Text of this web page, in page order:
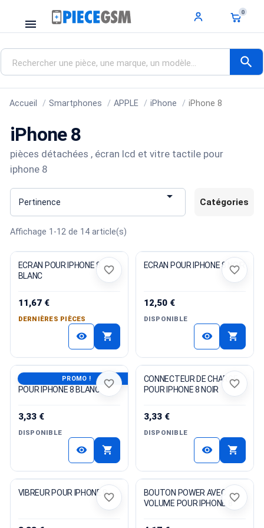
menu
0
search
Accueil Smartphones APPLE iPhone iPhone 8
iPhone 8
pièces détachées , écran lcd et vitre tactile pour
iphone 8
Pertinence  Catégories
Affichage 1-12 de 14 article(s)
ECRAN POUR IPHONE 8
BLANC
11,67 €
DERNIÈRES PIÈCES
visibility shopping_cart
favorite_border ECRAN POUR IPHONE 8 NOIR
12,50 €
DISPONIBLE
visibility shopping_cart
favorite_border
CONNECTEUR DE CHARGE
POUR IPHONE 8 BLANC
3,33 €
DISPONIBLE
visibility shopping_cart
PROMO ! favorite_border
CONNECTEUR DE CHARGE
POUR IPHONE 8 NOIR
3,33 €
DISPONIBLE
visibility shopping_cart
favorite_border
VIBREUR POUR IPHONE 8favorite_border
BOUTON POWER AVEC
VOLUME POUR IPHONE 8favorite_border